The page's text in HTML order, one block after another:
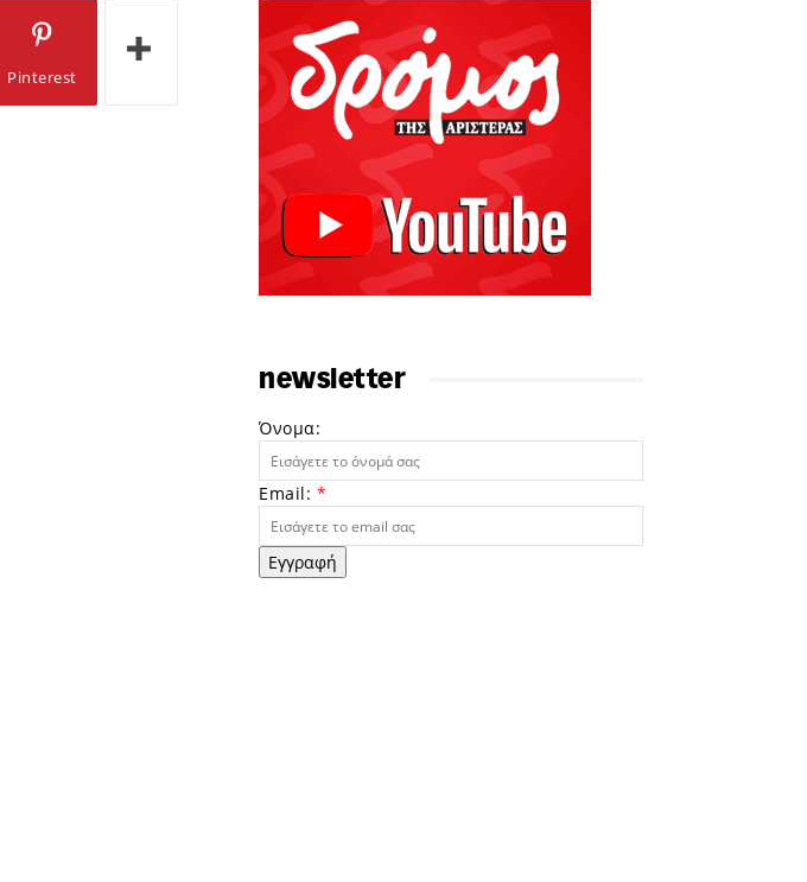
Pinterest
newsletter
Όνομα:
Email: *
Εγγραφή